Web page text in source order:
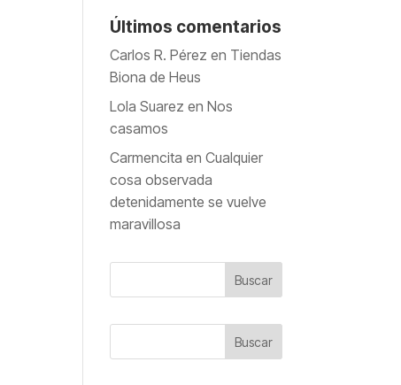
Últimos comentarios
Carlos R. Pérez en Tiendas
Biona de Heus
Lola Suarez enNos
casamos
Carmencita enCualquier
cosa observada
detenidamente se vuelve
maravillosa